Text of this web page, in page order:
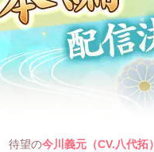
待望の今川義元（CV.八代拓）